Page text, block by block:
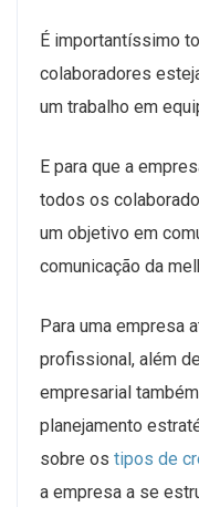
É importantíssimo
colaboradores
um trabalho em
E para que a
todos os
um objetivo em
comunicação da
Para uma empresa
profissional, além
empresarial
planejamento
sobre os tipos de
a empresa a se